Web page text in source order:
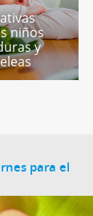
niños
y
para el